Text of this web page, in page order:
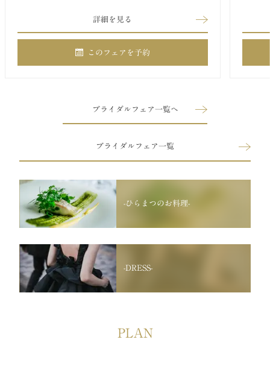
詳細を見る
このフェアを予約
ブライダルフェア一覧へ
ブライダルフェア一覧
-ひらまつのお料理-
-DRESS-
PLAN